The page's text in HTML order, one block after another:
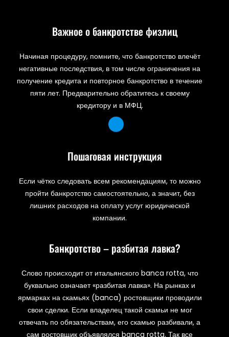
Важное о банкротстве физлиц
Начиная процедуру, помните, что банкротство влечёт
негативные последствия, в том числе ограничения на
получение кредита и повторное банкротство в течение
пяти лет. Предварительно обратитесь к своему
кредитору и в МФЦ.
Пошаговая инструкция
Если чётко следовать всем рекомендациям, то можно
пройти банкротство самостоятельно, а значит, без
лишних расходов на оплату услуг юридической
компании.
Банкротство – разбитая лавка?
Слово происходит от итальянского banca rotta, что
буквально означает «разбитая лавка». На рынках и
ярмарках на скамьях (banca) ростовщики проводили
свои сделки. Если владелец такой скамьи не мог
отвечать по обязательствам, его скамью разбивали, а
сам ростовщик объявлялся banca rotta. Так все